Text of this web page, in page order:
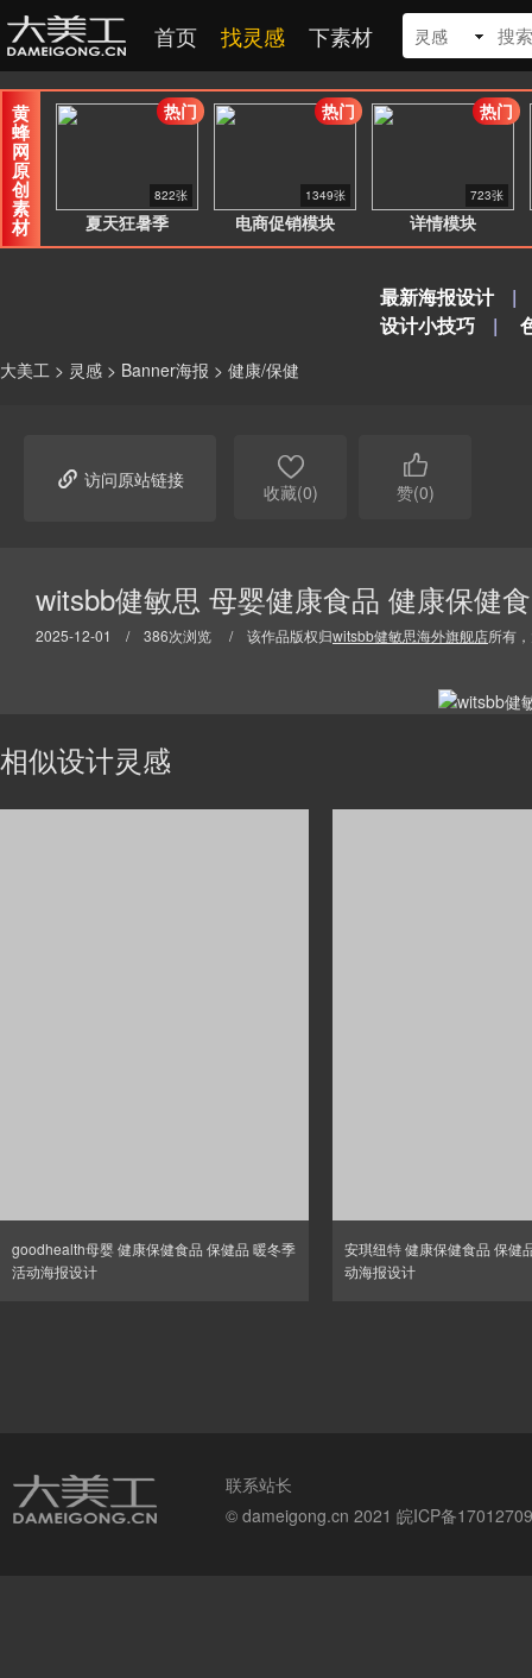
首页 找灵感 下素材 灵感
黄
蜂
网
原
创
素
材 夏天狂暑季
822张
热门
电商促销模块
1349张
热门
详情模块
723张
热门
最新海报设计
|
设计小技巧
|
大美工 > 灵感 > Banner海报 > 健康/保健
 访问原站链接 
收藏(0)

赞(0)
witsbb健敏思 母婴健康食品 健康保健
2025-12-01 / 386次浏览 / 该作品版权归witsbb健敏思海外旗舰店所有
相似设计灵感
goodhealth母婴 健康保健食品 保健品 暖冬季
活动海报设计
安琪纽特 健康保健食品 保健
动海报设计
联系站长
© dameigong.cn 2021 皖ICP备